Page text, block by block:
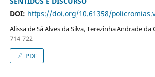
DOI: https://doi.org/10.61358/
Alissa de Sá Alves da Silva, Terezinha Andrade da
714-722
PDF